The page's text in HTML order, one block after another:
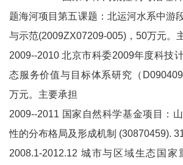
题海河项目第五课题：北运河水系中游
与示范(2009ZX07209-005)，50万元。
2009--2010 北京市科委2009年度科技
态服务价值与目标体系研究（
万元。主要承担
2009--2011 国家自然科学基金项目：
性的分布格局及形成机制 (30870459).
2008.1-2012.12 城市与区域生态国